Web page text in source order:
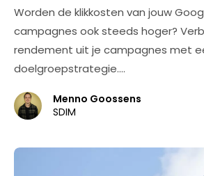
Worden de klikkosten van jouw
campagnes ook steeds hoger?
rendement uit je campagnes met
doelgroepstrategie.…
Menno Goossens
SDIM